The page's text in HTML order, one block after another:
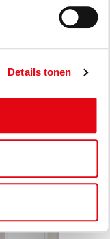
Details tonen